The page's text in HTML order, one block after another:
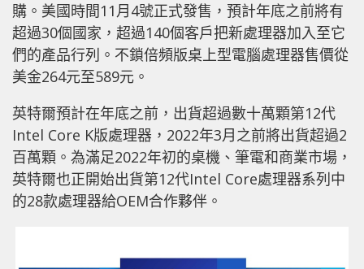
購。美國時間11月4號正式發售，預計年底之前將有
超過30個國家，超過140個客戶把新處理器加入至它
們的產品行列。不鎖倍頻版桌上型電腦處理器售價從
美金264元至589元。
英特爾預計在年底之前，出貨超過數十萬顆第12代
Intel Core K版處理器，2022年3月之前將出貨超過2
百萬顆。為滿足2022年初的桌機、筆電和商業市場，
英特爾也正開始出貨第12代Intel Core處理器系列中
的28款處理器給OEM合作夥伴。